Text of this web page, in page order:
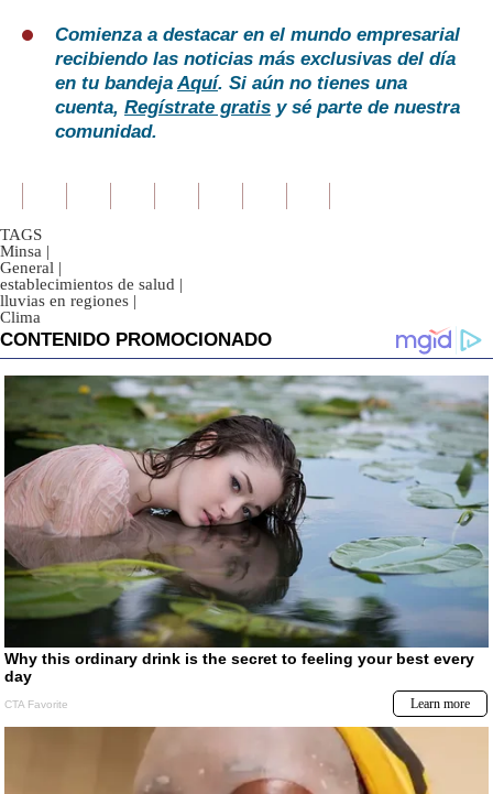
Comienza a destacar en el mundo empresarial
recibiendo las noticias más exclusivas del día
en tu bandejaAquí. Si aún no tienes una
cuenta, Regístrate gratis y sé parte de nuestra
comunidad.
TAGS
Minsa |
General |
establecimientos de salud |
lluvias en regiones |
Clima